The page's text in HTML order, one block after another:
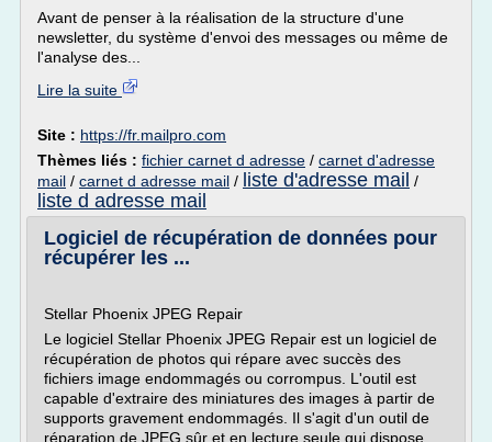
Avant de penser à la réalisation de la structure d'une
newsletter, du système d'envoi des messages ou même de
l'analyse des...
Lire la suite
Site : https://fr.mailpro.com
Thèmes liés : fichier carnet d adresse / carnet d'adresse
mail / carnet d adresse mail / liste d'adresse mail /
liste d adresse mail
Logiciel de récupération de données pour
récupérer les ...
Stellar Phoenix JPEG Repair
Le logiciel Stellar Phoenix JPEG Repair est un logiciel de
récupération de photos qui répare avec succès des
fichiers image endommagés ou corrompus. L'outil est
capable d'extraire des miniatures des images à partir de
supports gravement endommagés. Il s'agit d'un outil de
réparation de JPEG sûr et en lecture seule qui dispose